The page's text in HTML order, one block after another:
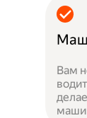
Вам